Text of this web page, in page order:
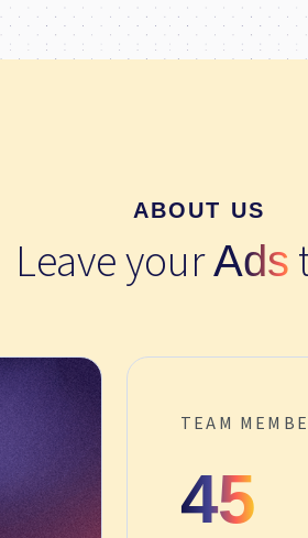
Vorträge
ABOUT US
Leave yourAds
TEAM
45